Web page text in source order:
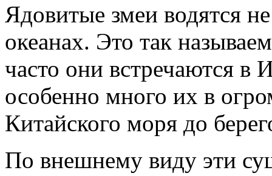
Ядовитые змеи водятся
океанах. Это так
часто они встречаются
особенно много их в
Китайского моря до
По внешнему виду эти